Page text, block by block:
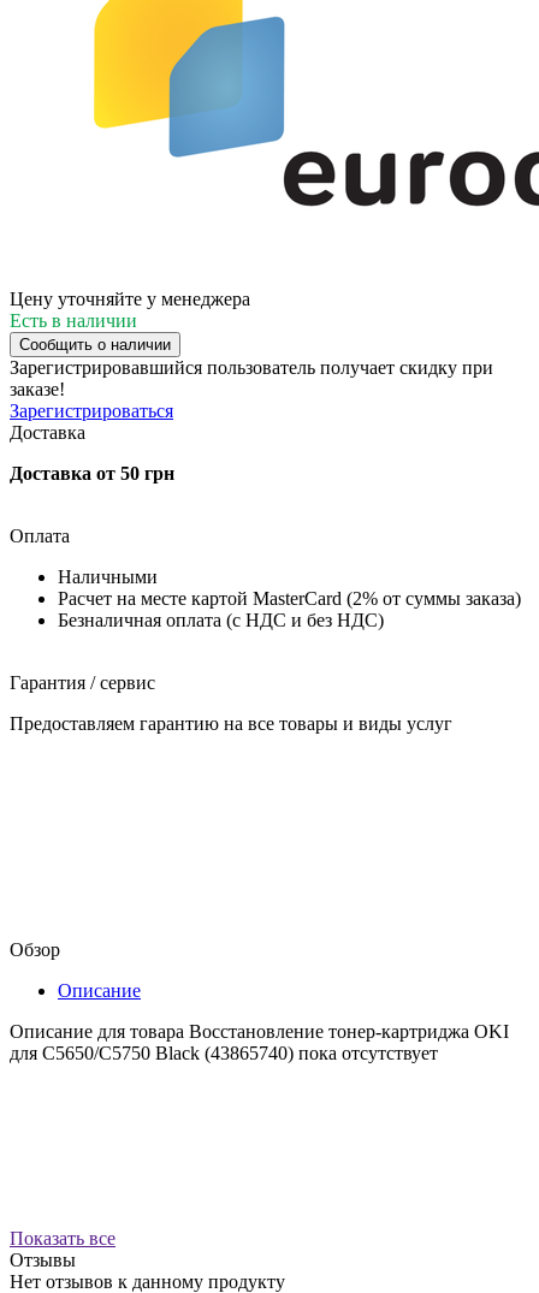
Цену уточняйте у менеджера
Есть в наличии
Сообщить о наличии
Зарегистрировавшийся пользователь получает скидку при
заказе!
Зарегистрироваться
Доставка
Доставка от 50 грн
Оплата
Наличными
Расчет на месте картой MasterCard (2% от суммы заказа)
Безналичная оплата (с НДС и без НДС)
Гарантия / сервис
Предоставляем гарантию на все товары и виды услуг
Обзор
Описание
Описание для товара Восстановление тонер-картриджа OKI
для C5650/C5750 Black (43865740) пока отсутствует
Показать все
Отзывы
Нет отзывов к данному продукту